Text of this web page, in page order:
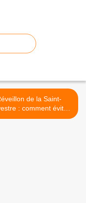
de la Saint-
: comment éviter
sujets qui fâchent…